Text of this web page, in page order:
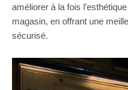
améliorer à la fois
magasin, en offrant une
sécurisé.